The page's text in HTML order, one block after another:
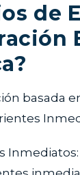
de
basada